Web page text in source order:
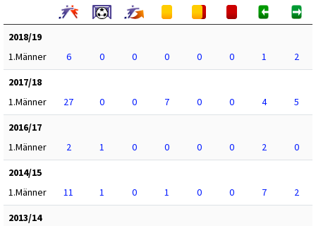
2018/19
1.Männer
6 0 0 0 0 0 1
2
2017/18
1.Männer
27 0 0 7 0 0 4
5
2016/17
1.Männer
2 1 0 0 0 0 2
0
2014/15
1.Männer
11 1 0 1 0 0 7
2
2013/14